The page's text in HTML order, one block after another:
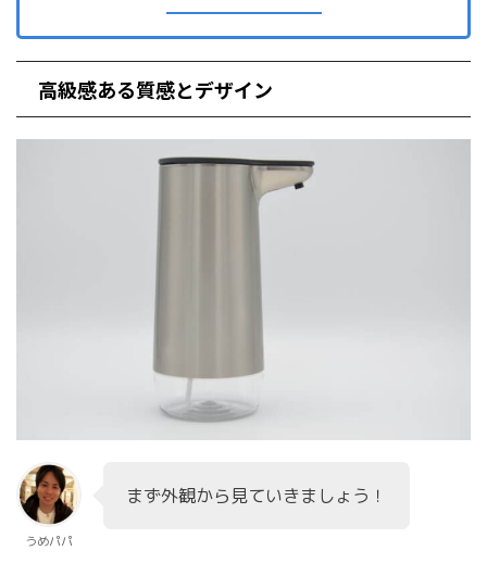
高級感ある質感とデザイン
うめパパ
まず外観から見ていきましょう！